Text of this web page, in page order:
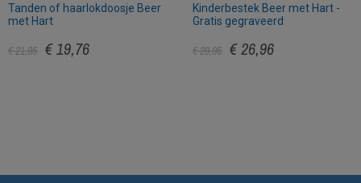
Tanden of haarlokdoosje Beer
met Hart
€ 21,95 € 19,76
Kinderbestek Beer met Hart -
Gratis gegraveerd
€ 29,95 € 26,96